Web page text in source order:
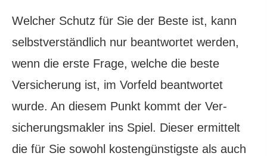
Welcher Schutz für Sie der Beste ist, kann
selbstverständlich nur beantwortet werden,
wenn die erste Frage, welche die beste
Versicherung ist, im Vorfeld beantwortet
wurde. An diesem Punkt kommt der Ver­
sicherungs­makler ins Spiel. Dieser ermittelt
die für Sie sowohl kostengünstigste als auch